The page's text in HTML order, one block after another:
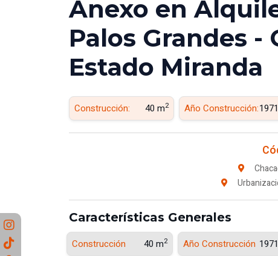
Anexo en
Palos Grandes -
Estado Miranda
Construcción: 40 m2 Año Construcción:1971
Características Generales
Construcción 40 m2 Año Construcción 1971